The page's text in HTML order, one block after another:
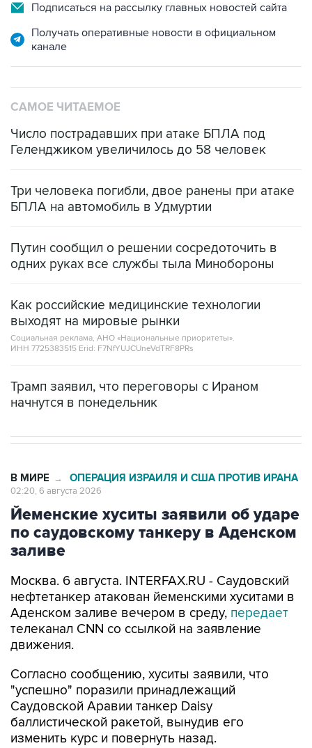
Подписаться на рассылку главных новостей сайта
Получать оперативные новости в официальном
канале
САМОЕ ЧИТАЕМОЕ
Число пострадавших при атаке БПЛА под
Геленджиком увеличилось до 58 человек
Три человека погибли, двое ранены при атаке
БПЛА на автомобиль в Удмуртии
Путин сообщил о решении сосредоточить в
одних руках все службы тыла Минобороны
Как российские медицинские технологии
выходят на мировые рынки
Социальная реклама, АНО «Национальные приоритеты».
ИНН 7725383515 Erid: F7NfYUJCUneVdTRF8PRs
Трамп заявил, что переговоры с Ираном
начнутся в понедельник
В МИРЕ → ОПЕРАЦИЯ ИЗРАИЛЯ И США ПРОТИВ ИРАНА
02:20, 6 августа 2026
Йеменские хуситы заявили об ударе
по саудовскому танкеру в Аденском
заливе
Москва. 6 августа. INTERFAX.RU - Саудовский
нефтетанкер атакован йеменскими хуситами в
Аденском заливе вечером в среду, передает
телеканал CNN со ссылкой на заявление
движения.
Согласно сообщению, хуситы заявили, что
"успешно" поразили принадлежащий
Саудовской Аравии танкер Daisy
баллистической ракетой, вынудив его
изменить курс и повернуть назад.